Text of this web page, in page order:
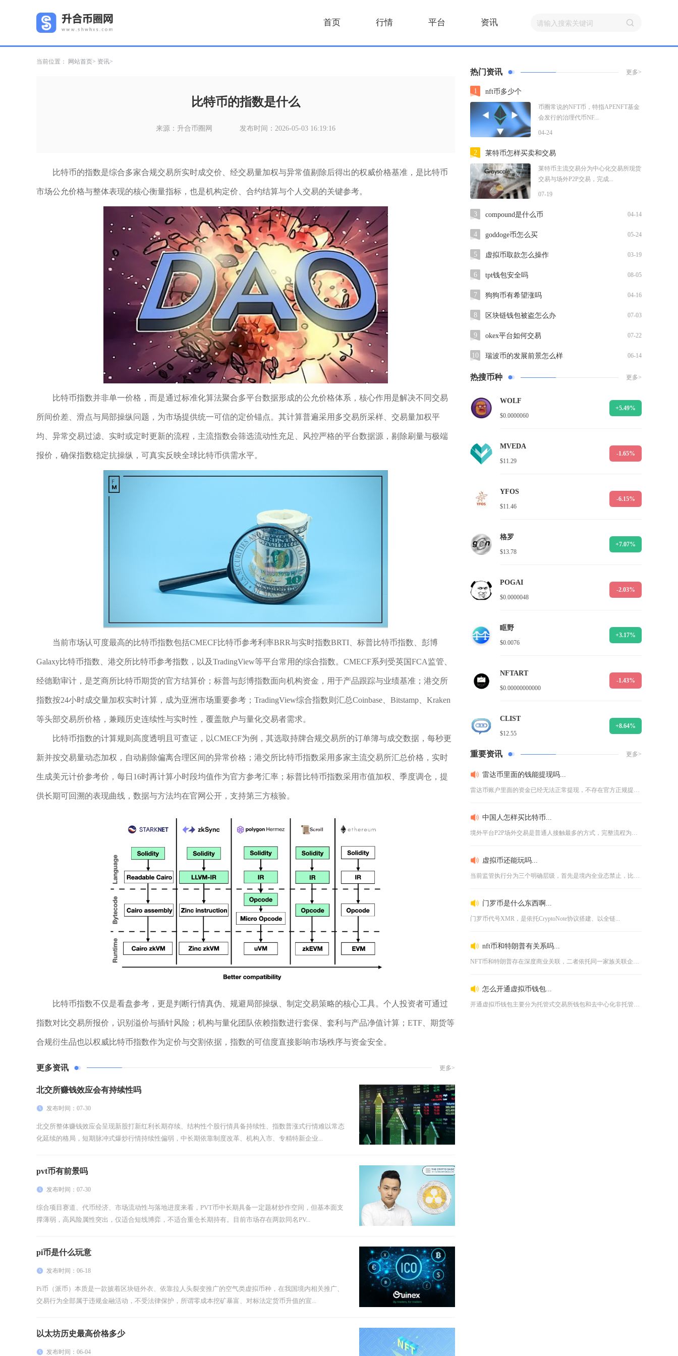
首页 行情 平台 资讯
当前位置： 网站首页 资讯
比特币的指数是什么
来源：升合币圈网 发布时间：2026-05-03 16:19:16
比特币的指数是综合多家合规交易所实时成交价、经交易量加权与异常值剔除后得出的权威价格基准，是比特币
市场公允价格与整体表现的核心衡量指标，也是机构定价、合约结算与个人交易的关键参考。
比特币指数并非单一价格，而是通过标准化算法聚合多平台数据形成的公允价格体系，核心作用是解决不同交易
所间价差、滑点与局部操纵问题，为市场提供统一可信的定价锚点。其计算普遍采用多交易所采样、交易量加权平
均、异常交易过滤、实时或定时更新的流程，主流指数会筛选流动性充足、风控严格的平台数据源，剔除刷量与极端
报价，确保指数稳定抗操纵，可真实反映全球比特币供需水平。
当前市场认可度最高的比特币指数包括CMECF比特币参考利率BRR与实时指数BRTI、标普比特币指数、彭博
Galaxy比特币指数、港交所比特币参考指数，以及TradingView等平台常用的综合指数。CMECF系列受英国FCA监管、
经德勤审计，是芝商所比特币期货的官方结算价；标普与彭博指数面向机构资金，用于产品跟踪与业绩基准；港交所
指数按24小时成交量加权实时计算，成为亚洲市场重要参考；TradingView综合指数则汇总Coinbase、Bitstamp、Kraken
等头部交易所价格，兼顾历史连续性与实时性，覆盖散户与量化交易者需求。
比特币指数的计算规则高度透明且可查证，以CMECF为例，其选取持牌合规交易所的订单簿与成交数据，每秒更
新并按交易量动态加权，自动剔除偏离合理区间的异常价格；港交所比特币指数采用多家主流交易所汇总价格，实时
生成美元计价参考价，每日16时再计算小时段均值作为官方参考汇率；标普比特币指数采用市值加权、季度调仓，提
供长期可回溯的表现曲线，数据与方法均在官网公开，支持第三方核验。
比特币指数不仅是看盘参考，更是判断行情真伪、规避局部操纵、制定交易策略的核心工具。个人投资者可通过
指数对比交易所报价，识别溢价与插针风险；机构与量化团队依赖指数进行套保、套利与产品净值计算；ETF、期货等
合规衍生品也以权威比特币指数作为定价与交割依据，指数的可信度直接影响市场秩序与资金安全。
更多资讯 更多>
北交所赚钱效应会有持续性吗
发布时间：07-30
北交所整体赚钱效应会呈现新股打新红利长期存续、结构性个股行情具备持续性、指数普涨式行情难以常态
化延续的格局，短期脉冲式爆炒行情持续性偏弱，中长期依靠制度改革、机构入市、专精特新企业...
pvt币有前景吗
发布时间：07-30
综合项目赛道、代币经济、市场流动性与落地进度来看，PVT币中长期具备一定题材炒作空间，但基本面支
撑薄弱，高风险属性突出，仅适合短线博弈，不适合重仓长期持有。目前市场存在两款同名PV...
pi币是什么玩意
发布时间：06-18
Pi币（派币）本质是一款披着区块链外衣、依靠拉人头裂变推广的空气类虚拟币种，在我国境内相关推广、
交易行为全部属于违规金融活动，不受法律保护，所谓零成本挖矿暴富、对标法定货币升值的宣...
以太坊历史最高价格多少
发布时间：06-04
热门资讯 更多>
1 nft币多少个
币圈常说的NFT币，特指APENFT基金
会发行的治理代币NF...
04-24
2 莱特币怎样买卖和交易
莱特币主流交易分为中心化交易所现货
交易与场外P2P交易，完成...
07-19
3 compound是什么币 04-14
4 goddoge币怎么买 05-24
5 虚拟币取款怎么操作 03-19
6 tpt钱包安全吗 08-05
7 狗狗币有希望涨吗 04-16
8 区块链钱包被盗怎么办 07-03
9 okex平台如何交易 07-22
10 瑞波币的发展前景怎么样 06-14
热搜币种 更多>
WOLF
$0.0000060
+5.49%
MVEDA
$11.29
-1.65%
YFOS
$11.46
-6.15%
格罗
$13.78
+7.07%
POGAI
$0.0000048
-2.03%
眶野
$0.0076
+3.17%
NFTART
$0.00000000000
-1.43%
CLIST
$12.55
+8.64%
重要资讯 更多>
雷达币里面的钱能提现吗...
雷达币账户里面的资金已经无法正常提现，不存在官方正规提现渠道...
中国人怎样买比特币...
境外平台P2P场外交易是普通人接触最多的方式，完整流程为先完...
虚拟币还能玩吗...
当前监管执行分为三个明确层级，首先是境内全业态禁止，比特币、...
门罗币是什么东西啊...
门罗币代号XMR，是依托CryptoNote协议搭建、以全链...
nft币和特朗普有关系吗...
NFT币和特朗普存在深度商业关联，二者依托同一家族关联企业打...
怎么开通虚拟币钱包...
开通虚拟币钱包主要分为托管式交易所钱包和去中心化非托管钱包两...